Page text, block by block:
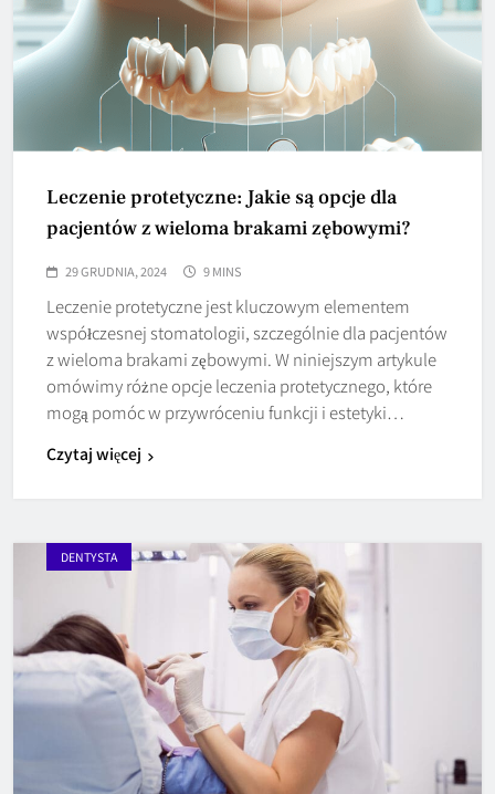
Leczenie protetyczne: Jakie są opcje dla
pacjentów z wieloma brakami zębowymi?
29 GRUDNIA, 2024 9 MINS
Leczenie protetyczne jest kluczowym elementem
współczesnej stomatologii, szczególnie dla pacjentów
z wieloma brakami zębowymi. W niniejszym artykule
omówimy różne opcje leczenia protetycznego, które
mogą pomóc w przywróceniu funkcji i estetyki…
Czytaj więcej
DENTYSTA